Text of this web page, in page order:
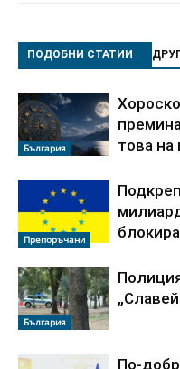
ПОДОБНИ СТАТИИ
България
това на
Препоръчани
България